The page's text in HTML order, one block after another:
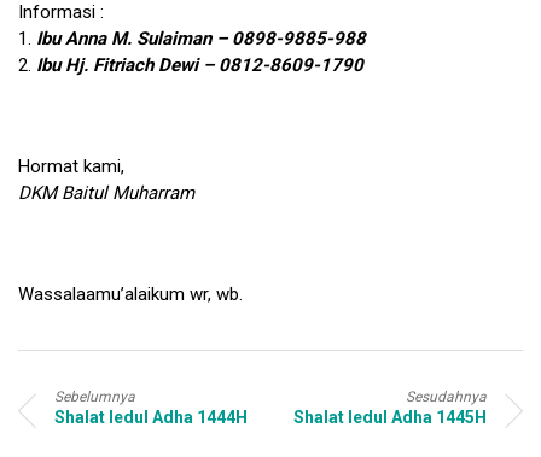
Informasi :
1. Ibu Anna M. Sulaiman – 0898-9885-988
2. Ibu Hj. Fitriach Dewi – 0812-8609-1790
Hormat kami,
DKM Baitul Muharram
Wassalaamu’alaikum wr, wb.
Sebelumnya
Shalat Iedul Adha 1444H
Sesudahnya
Shalat Iedul Adha 1445H